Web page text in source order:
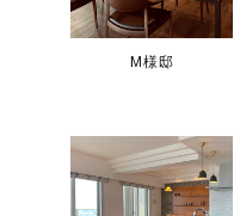
M様邸